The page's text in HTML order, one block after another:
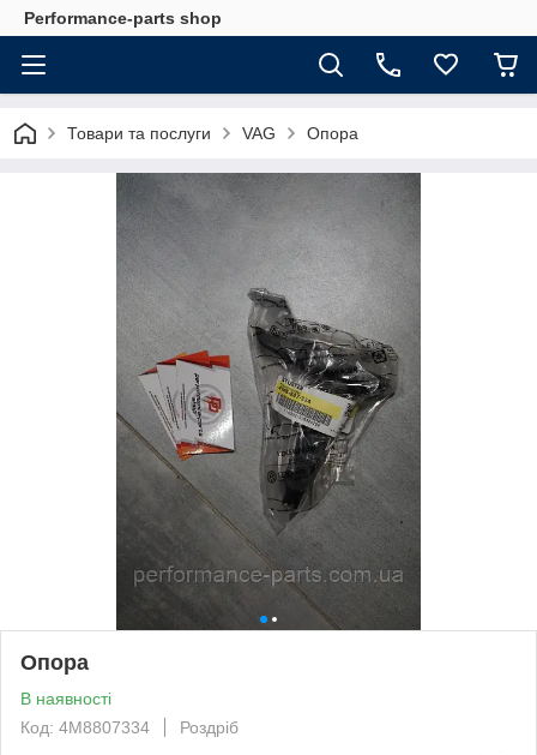
Performance-parts shop
Товари та послуги VAG Опора
Опора
В наявності
Код: 4M8807334
Роздріб